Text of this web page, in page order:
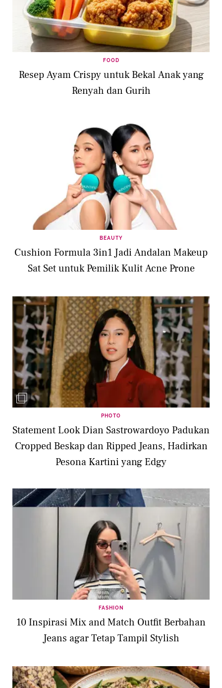
FOOD
Resep Ayam Crispy untuk Bekal Anak yang
Renyah dan Gurih
BEAUTY
Cushion Formula 3in1 Jadi Andalan Makeup
Sat Set untuk Pemilik Kulit Acne Prone
PHOTO
Statement Look Dian Sastrowardoyo Padukan
Cropped Beskap dan Ripped Jeans, Hadirkan
Pesona Kartini yang Edgy
FASHION
10 Inspirasi Mix and Match Outfit Berbahan
Jeans agar Tetap Tampil Stylish